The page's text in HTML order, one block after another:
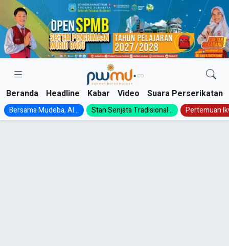
Skip
content
Beranda Headline Kabar Video Suara Perserikatan
Bersama Mudeba, Al... Stan Senjata Tradisional... Pertemuan